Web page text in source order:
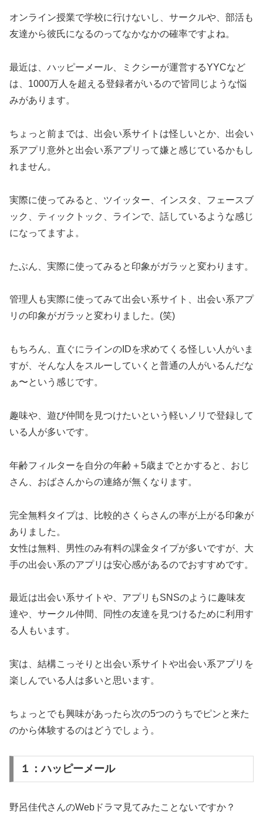
オンライン授業で学校に行けないし、サークルや、部活も
友達から彼氏になるのってなかなかの確率ですよね。
最近は、ハッピーメール、ミクシーが運営するYYCなど
は、1000万人を超える登録者がいるので皆同じような悩
みがあります。
ちょっと前までは、出会い系サイトは怪しいとか、出会い
系アプリ意外と出会い系アプリって嫌と感じているかもし
れません。
実際に使ってみると、ツイッター、インスタ、フェースブ
ック、ティックトック、ラインで、話しているような感じ
になってますよ。
たぶん、実際に使ってみると印象がガラッと変わります。
管理人も実際に使ってみて出会い系サイト、出会い系アプ
リの印象がガラッと変わりました。(笑)
もちろん、直ぐにラインのIDを求めてくる怪しい人がいま
すが、そんな人をスルーしていくと普通の人がいるんだな
ぁ〜という感じです。
趣味や、遊び仲間を見つけたいという軽いノリで登録して
いる人が多いです。
年齢フィルターを自分の年齢＋5歳までとかすると、おじ
さん、おばさんからの連絡が無くなります。
完全無料タイプは、比較的さくらさんの率が上がる印象が
ありました。
女性は無料、男性のみ有料の課金タイプが多いですが、大
手の出会い系のアプリは安心感があるのでおすすめです。
最近は出会い系サイトや、アプリもSNSのように趣味友
達や、サークル仲間、同性の友達を見つけるために利用す
る人もいます。
実は、結構こっそりと出会い系サイトや出会い系アプリを
楽しんでいる人は多いと思います。
ちょっとでも興味があったら次の5つのうちでピンと来た
のから体験するのはどうでしょう。
１：ハッピーメール
野呂佳代さんのWebドラマ見てみたことないですか？